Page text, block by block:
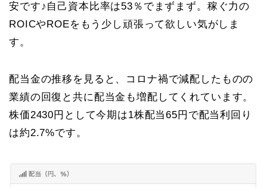
安です♪自己資本比率は53％でまずまず。稼ぐ力の
ROICやROEをもう少し頑張って欲しい気がしま
す。
配当金の推移を見ると、コロナ禍で減配したものの
業績の回復と共に配当金も増配してくれています。
株価2430円として今期は1株配当65円で配当利回り
は約2.7%です。